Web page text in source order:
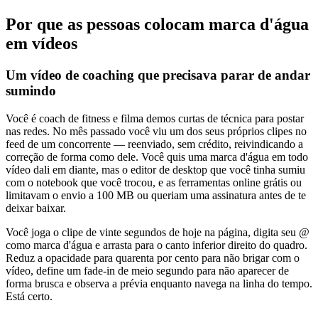
Por que as pessoas colocam marca d'água
em vídeos
Um vídeo de coaching que precisava parar de andar
sumindo
Você é coach de fitness e filma demos curtas de técnica para postar
nas redes. No mês passado você viu um dos seus próprios clipes no
feed de um concorrente — reenviado, sem crédito, reivindicando a
correção de forma como dele. Você quis uma marca d'água em todo
vídeo dali em diante, mas o editor de desktop que você tinha sumiu
com o notebook que você trocou, e as ferramentas online grátis ou
limitavam o envio a 100 MB ou queriam uma assinatura antes de te
deixar baixar.
Você joga o clipe de vinte segundos de hoje na página, digita seu @
como marca d'água e arrasta para o canto inferior direito do quadro.
Reduz a opacidade para quarenta por cento para não brigar com o
vídeo, define um fade-in de meio segundo para não aparecer de
forma brusca e observa a prévia enquanto navega na linha do tempo.
Está certo.